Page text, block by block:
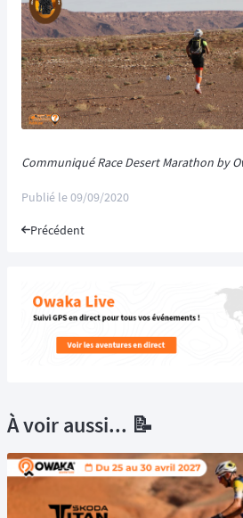
Communiqué Race Desert Marathon by
Publié le09/09/2020
Précédent
À voir aussi... 📝